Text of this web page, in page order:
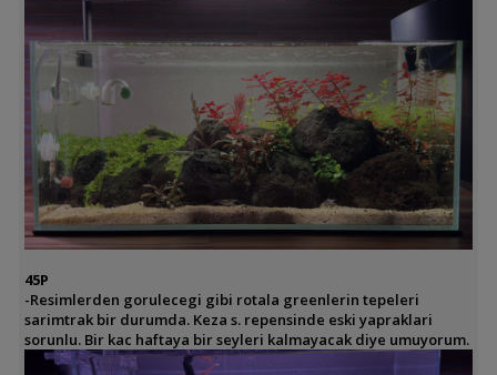
45P
-Resimlerden gorulecegi gibi rotala greenlerin tepeleri
sarimtrak bir durumda. Keza s. repensinde eski yapraklari
sorunlu. Bir kac haftaya bir seyleri kalmayacak diye umuyorum.